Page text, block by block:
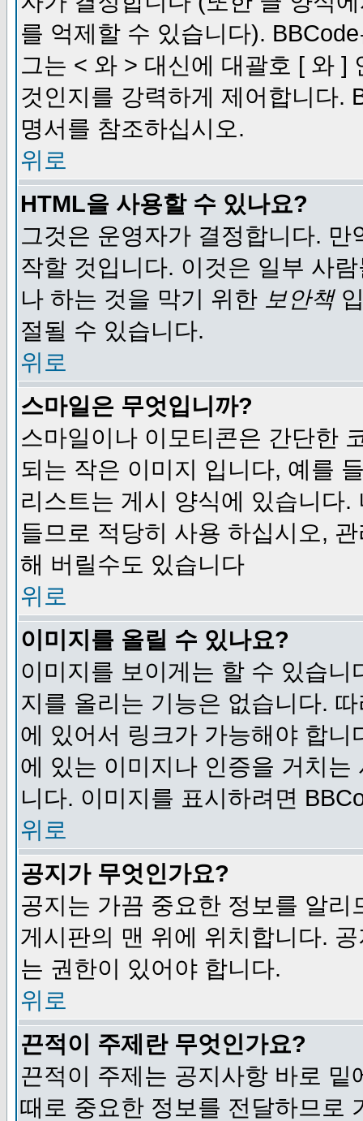
를 억제할 수 있습니다).
그는 < 와 > 대신에 대괄호 [ 와 ]
것인지를 강력하게 제어합니다.
명서를 참조하십시오.
위로
HTML을 사용할 수 있나요?
그것은 운영자가 결정합니다.
작할 것입니다. 이것은 일부 사
나 하는 것을 막기 위한 보안책
절될 수 있습니다.
위로
스마일은 무엇입니까?
스마일이나 이모티콘은 간단한
되는 작은 이미지 입니다, 예를
리스트는 게시 양식에 있습니다
들므로 적당히 사용 하십시오,
해 버릴수도 있습니다
위로
이미지를 올릴 수 있나요?
이미지를 보이게는 할 수 있습
지를 올리는 기능은 없습니다.
에 있어서 링크가 가능해야 합
에 있는 이미지나 인증을 거치
니다. 이미지를 표시하려면
위로
공지가 무엇인가요?
공지는 가끔 중요한 정보를 알
게시판의 맨 위에 위치합니다.
는 권한이 있어야 합니다.
위로
끈적이 주제란 무엇인가요?
끈적이 주제는 공지사항 바로
때로 중요한 정보를 전달하므로